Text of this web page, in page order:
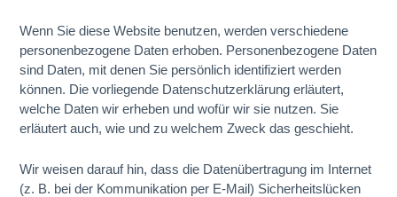
Wenn Sie diese Website benutzen, werden verschiedene
personenbezogene Daten erhoben. Personenbezogene Daten
sind Daten, mit denen Sie persönlich identifiziert werden
können. Die vorliegende Datenschutzerklärung erläutert,
welche Daten wir erheben und wofür wir sie nutzen. Sie
erläutert auch, wie und zu welchem Zweck das geschieht.
Wir weisen darauf hin, dass die Datenübertragung im Internet
(z. B. bei der Kommunikation per E-Mail) Sicherheitslücken